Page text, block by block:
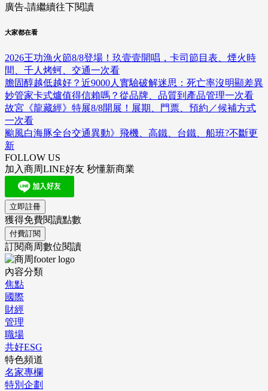
廣告-請繼續往下閱讀
大家都在看
2026王功漁火節8/8登場！玖壹壹開唱，卡司節目表、煙火時
間、千人烤蚵、交通一次看
膽固醇越低越好？近9000人實驗破解迷思：死亡率沒明顯差異
妙管家卡式爐值得信賴嗎？從品牌、品質到產品管理一次看
故宮《龍藏經》特展8/8開展！展期、門票、預約／候補方式
一次看
颱風白海豚全台交通異動》飛機、高鐵、台鐵、船班?不斷更
新
FOLLOW US
加入商周LINE好友 秒懂新商業
立即註冊
獲得免費閱讀點數
付費訂閱
訂閱商周數位閱讀
內容分類
焦點
國際
財經
管理
職場
共好ESG
特色頻道
名家專欄
特別企劃